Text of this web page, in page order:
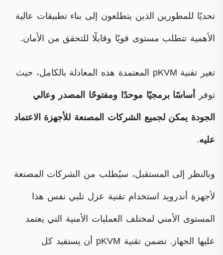
تحديًا للمطورين الذين يتطلعون إلى بناء تطبيقات عالية
الأهمية تتطلب مستوى قويًا وقابلًا للتحقق من الأمان.
تغير تقنية pKVM المعتمدة هذه المعادلة بالكامل، حيث
توفر أساسًا برمجيًا موحدًا ومفتوحًا المصدر وعالي
الجودة يمكن لجميع الشركات المصنعة للأجهزة الاعتماد
عليه.
وبالنظر إلى المستقبل، سيُطلب من الشركات المصنعة
لأجهزة أندرويد استخدام تقنية عزل تلبي نفس هذا
المستوى الأمني لمختلف العمليات الأمنية التي يعتمد
عليها الجهاز. تضمن تقنية pKVM أن يستفيد كل